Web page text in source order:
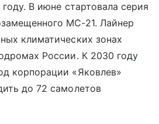
В июне стартовала серия
МС-21. Лайнер
климатических зонах
России. К 2030 году
корпорации «Яковлев»
до 72 самолетов